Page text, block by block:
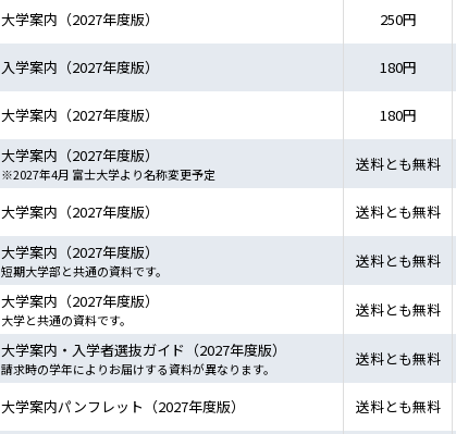
大学案内（2027年度版） 250円
入学案内（2027年度版） 180円
大学案内（2027年度版） 180円
大学案内（2027年度版）
※2027年4月 富士大学より名称変更予定 送料とも無料
大学案内（2027年度版） 送料とも無料
大学案内（2027年度版）
短期大学部と共通の資料です。 送料とも無料
大学案内（2027年度版）
大学と共通の資料です。 送料とも無料
大学案内・入学者選抜ガイド（2027年度版）
請求時の学年によりお届けする資料が異なります。 送料とも無料
大学案内パンフレット（2027年度版） 送料とも無料